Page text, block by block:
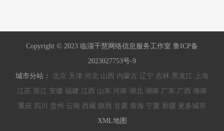
Copyright © 2023 临淄千慧网络信息服务工作室 鲁ICP备
2023027753号-9
城市分站： 北京 天津 河北 山西 内蒙古 辽宁 吉林 黑龙江
上海
江苏 浙江 安徽 福建 江西 山东 河南 湖北 湖南 广东 广西 海南
重庆 四川 贵州 云南 西藏 陕西 甘肃 青海 宁夏 新疆 更多城市
XML地图